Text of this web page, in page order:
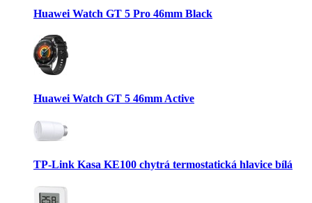
Huawei Watch GT 5 Pro 46mm Black
Huawei Watch GT 5 46mm Active
TP-Link Kasa KE100 chytrá termostatická hlavice bílá